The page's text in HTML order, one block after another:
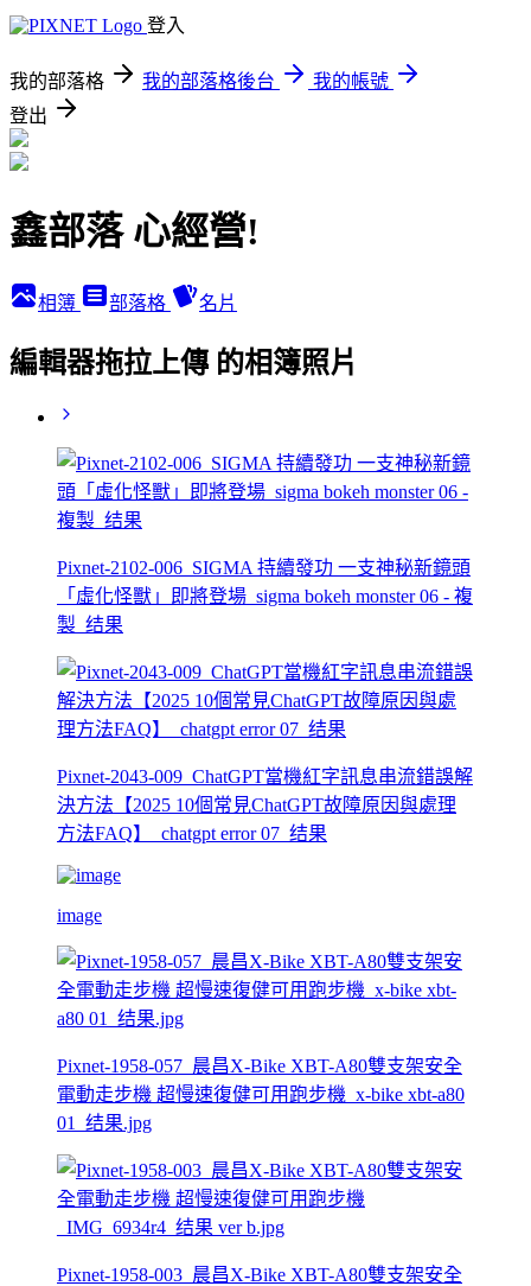
登入
我的部落格 我的部落格後台
我的帳號
登出
鑫部落 心經營!
相簿 部落格 名片
編輯器拖拉上傳 的相簿照片
Pixnet-2102-006_SIGMA 持續發功 一支神秘新鏡頭
「虛化怪獸」即將登場_sigma bokeh monster 06 - 複
製_结果
Pixnet-2043-009_ChatGPT當機紅字訊息串流錯誤解
決方法【2025 10個常見ChatGPT故障原因與處理
方法FAQ】_chatgpt error 07_结果
image
Pixnet-1958-057_晨昌X-Bike XBT-A80雙支架安全
電動走步機 超慢速復健可用跑步機_x-bike xbt-a80
01_结果.jpg
Pixnet-1958-003_晨昌X-Bike XBT-A80雙支架安全